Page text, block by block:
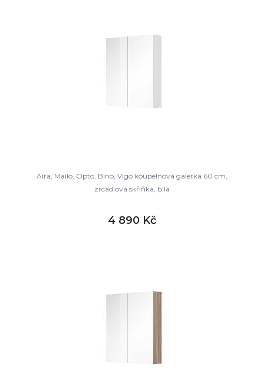
Aira, Mailo, Opto, Bino, Vigo koupelnová galerka 60 cm,
zrcadlová skříňka, bílá
4 890 Kč